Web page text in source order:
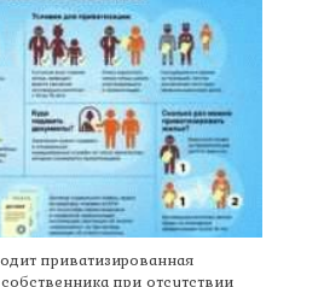
приватизированная
при отсутствии